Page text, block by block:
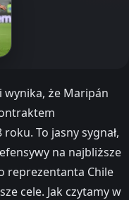
wynika, że Maripán
To jasny sygnał,
na najbliższe
reprezentanta Chile
cele. Jak czytamy w